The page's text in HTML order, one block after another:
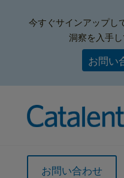
今すぐサインアップし
洞察を入手
お問い
お問い合わせ